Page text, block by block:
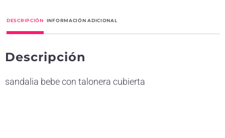
e
n
t
DESCRIPCIÓN INFORMACIÓN ADICIONAL
Descripción
sandalia bebe con talonera cubierta